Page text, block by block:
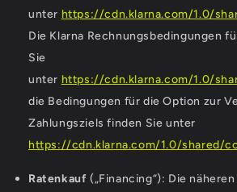
unter https://cdn.klarna.com/1.0/
Die Klarna Rechnungsbedingungen
Sie
unter https://cdn.klarna.com/1.0/
die Bedingungen für die Option zur
Zahlungsziels finden Sie unter
https://cdn.klarna.com/1.0/shared/
Ratenkauf („Financing“): Die